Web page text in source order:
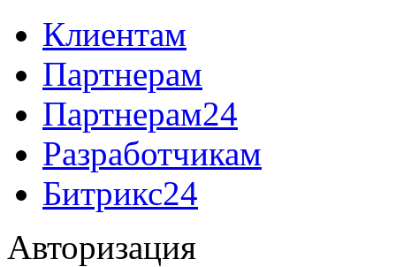
Клиентам
Партнерам
Партнерам24
Разработчикам
Битрикс24
Авторизация